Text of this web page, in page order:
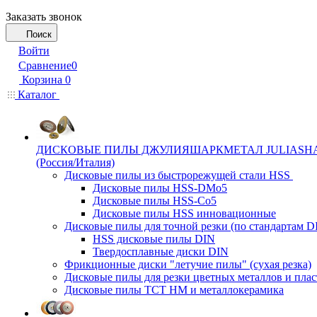
Заказать звонок
Поиск
Войти
Сравнение0
Корзина 0
Каталог
ДИСКОВЫЕ ПИЛЫ ДЖУЛИЯШАРКМЕТАЛ
(Россия/Италия)
Дисковые пилы из быстрорежущей стали HSS
Дисковые пилы HSS-DMo5
Дисковые пилы HSS-Co5
Дисковые пилы HSS инновационные
Дисковые пилы для точной резки (по стандартам
HSS дисковые пилы DIN
Твердосплавные диски DIN
Фрикционные диски "летучие пилы" (сухая резка)
Дисковые пилы для резки цветных металлов и
Дисковые пилы ТСТ НМ и металлокерамика